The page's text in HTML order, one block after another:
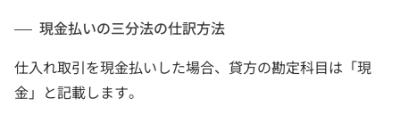
現金払いの三分法の仕訳方法
仕入れ取引を現金払いした場合、貸方の勘定科目は「現
金」と記載します。